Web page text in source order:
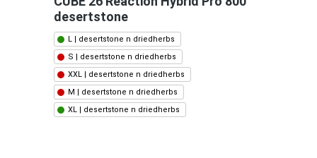
desertstone
L | desertstone n driedherbs
S | desertstone n driedherbs
XXL | desertstone n driedherbs
M | desertstone n driedherbs
XL | desertstone n driedherbs